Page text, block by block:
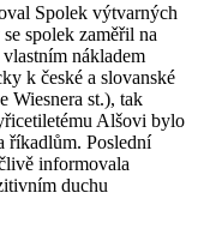
Spolek výtvarných
spolek zaměřil na
vlastním nákladem
k české a slovanské
Wiesnera st.), tak
Alšovi bylo
říkadlům. Poslední
informovala
duchu